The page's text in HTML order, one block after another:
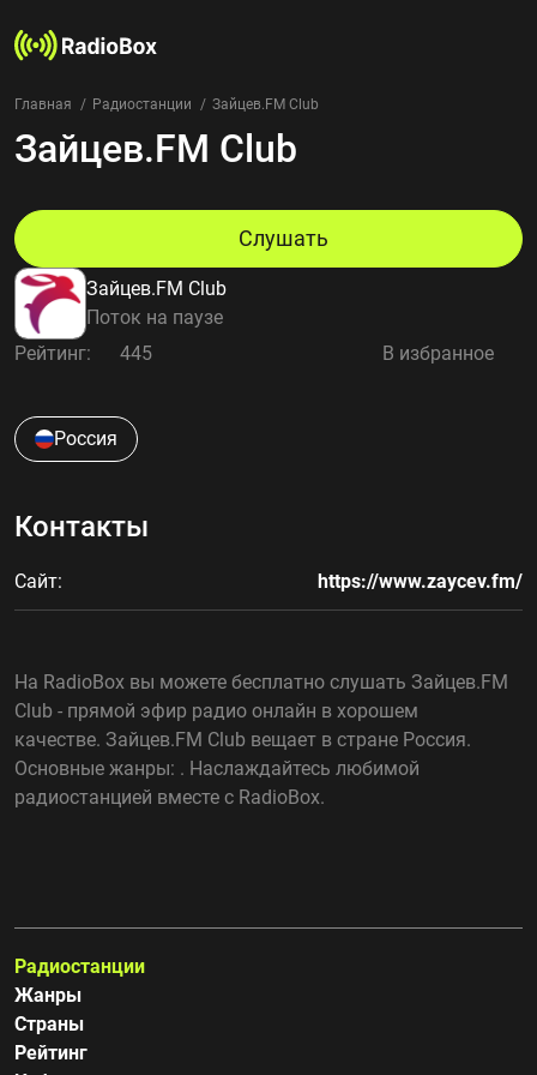
Радиостанции
Жанры
Страны
Избранное
О нас
Добавить радиостанцию
Конфиденциальность
Главная Радиостанции Зайцев.FM Club
Зайцев.FM Club
Зайцев.FM Club
Поток на паузе
Слушать
Рейтинг: 445 В избранное
Россия
Контакты
Сайт: https://www.zaycev.fm/
На RadioBox вы можете бесплатно слушать Зайцев.FM
Club - прямой эфир радио онлайн в хорошем
качестве. Зайцев.FM Club вещает в стране Россия.
Основные жанры: . Наслаждайтесь любимой
радиостанцией вместе с RadioBox.
Радиостанции
Жанры
Страны
Рейтинг